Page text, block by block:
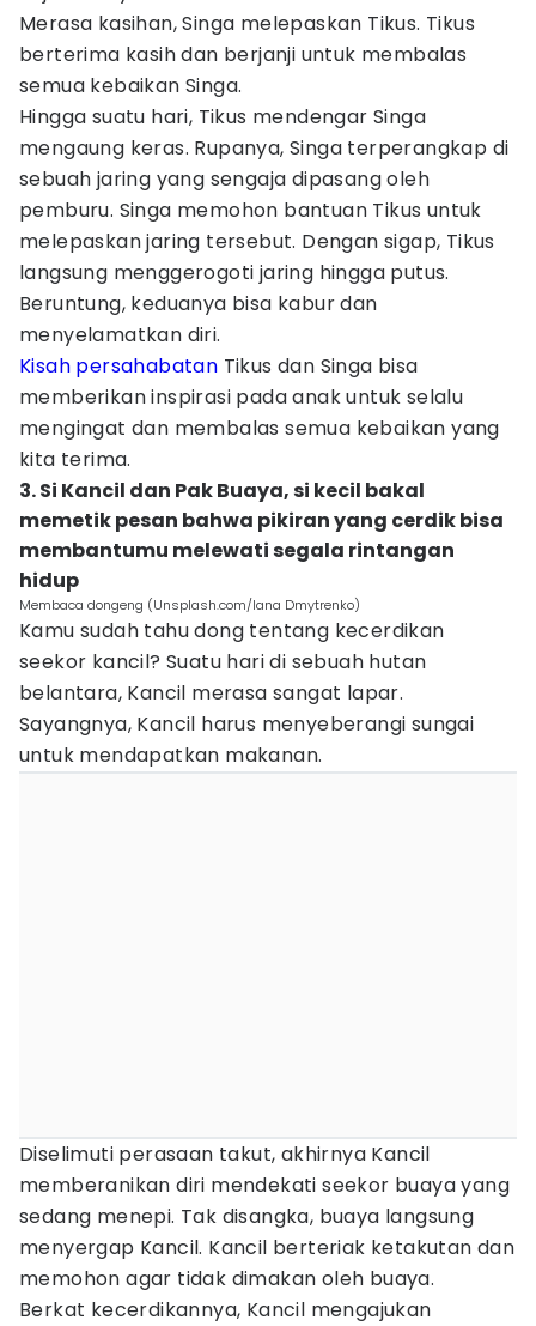
Merasa kasihan, Singa melepaskan Tikus. Tikus
berterima kasih dan berjanji untuk membalas
semua kebaikan Singa.
Hingga suatu hari, Tikus mendengar Singa
mengaung keras. Rupanya, Singa terperangkap di
sebuah jaring yang sengaja dipasang oleh
pemburu. Singa memohon bantuan Tikus untuk
melepaskan jaring tersebut. Dengan sigap, Tikus
langsung menggerogoti jaring hingga putus.
Beruntung, keduanya bisa kabur dan
menyelamatkan diri.
Kisah persahabatan Tikus dan Singa bisa
memberikan inspirasi pada anak untuk selalu
mengingat dan membalas semua kebaikan yang
kita terima.
3. Si Kancil dan Pak Buaya, si kecil bakal
memetik pesan bahwa pikiran yang cerdik bisa
membantumu melewati segala rintangan
hidup
Membaca dongeng (Unsplash.com/Iana Dmytrenko)
Kamu sudah tahu dong tentang kecerdikan
seekor kancil? Suatu hari di sebuah hutan
belantara, Kancil merasa sangat lapar.
Sayangnya, Kancil harus menyeberangi sungai
untuk mendapatkan makanan.
Diselimuti perasaan takut, akhirnya Kancil
memberanikan diri mendekati seekor buaya yang
sedang menepi. Tak disangka, buaya langsung
menyergap Kancil. Kancil berteriak ketakutan dan
memohon agar tidak dimakan oleh buaya.
Berkat kecerdikannya, Kancil mengajukan